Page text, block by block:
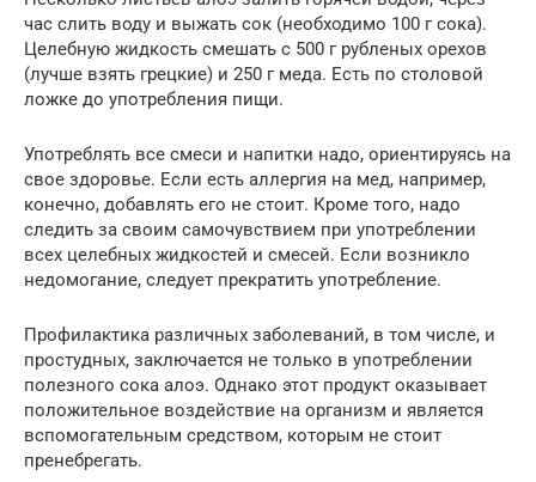
час слить воду и выжать сок (необходимо 100 г сока).
Целебную жидкость смешать с 500 г рубленых орехов
(лучше взять грецкие) и 250 г меда. Есть по столовой
ложке до употребления пищи.
Употреблять все смеси и напитки надо, ориентируясь на
свое здоровье. Если есть аллергия на мед, например,
конечно, добавлять его не стоит. Кроме того, надо
следить за своим самочувствием при употреблении
всех целебных жидкостей и смесей. Если возникло
недомогание, следует прекратить употребление.
Профилактика различных заболеваний, в том числе, и
простудных, заключается не только в употреблении
полезного сока алоэ. Однако этот продукт оказывает
положительное воздействие на организм и является
вспомогательным средством, которым не стоит
пренебрегать.